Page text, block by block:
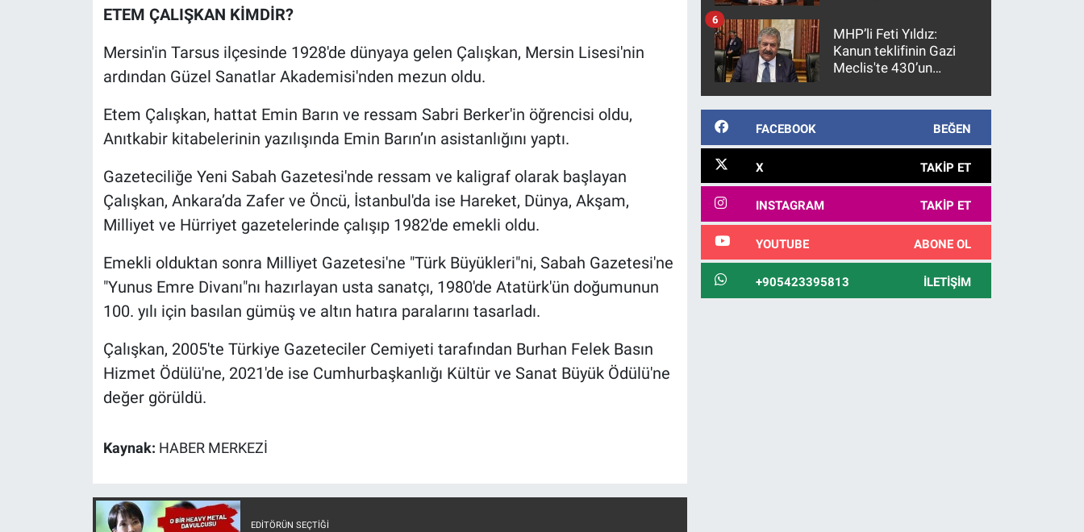
ETEM ÇALIŞKAN KİMDİR?
Mersin'in Tarsus ilçesinde 1928'de dünyaya gelen Çalışkan, Mersin Lisesi'nin
ardından Güzel Sanatlar Akademisi'nden mezun oldu.
Etem Çalışkan, hattat Emin Barın ve ressam Sabri Berker'in öğrencisi oldu,
Anıtkabir kitabelerinin yazılışında Emin Barın’ın asistanlığını yaptı.
Gazeteciliğe Yeni Sabah Gazetesi'nde ressam ve kaligraf olarak başlayan
Çalışkan, Ankara’da Zafer ve Öncü, İstanbul'da ise Hareket, Dünya, Akşam,
Milliyet ve Hürriyet gazetelerinde çalışıp 1982'de emekli oldu.
Emekli olduktan sonra Milliyet Gazetesi'ne "Türk Büyükleri"ni, Sabah Gazetesi'ne
"Yunus Emre Divanı"nı hazırlayan usta sanatçı, 1980'de Atatürk'ün doğumunun
100. yılı için basılan gümüş ve altın hatıra paralarını tasarladı.
Çalışkan, 2005'te Türkiye Gazeteciler Cemiyeti tarafından Burhan Felek Basın
Hizmet Ödülü'ne, 2021'de ise Cumhurbaşkanlığı Kültür ve Sanat Büyük Ödülü'ne
değer görüldü.
Kaynak: HABER MERKEZİ
EDITÖRÜN SEÇTIĞI
MHP’li Feti Yıldız:
Kanun teklifinin Gazi
Meclis'te 430’un
kanunlaşacağı
6
FACEBOOK BEĞEN
X TAKIP ET
INSTAGRAM TAKIP ET
YOUTUBE ABONE OL
+905423395813 İLETIŞIM
Türkiye'nin Geleceği
Yerel Gündem
Yerel Yaşam
Canlı Yayın